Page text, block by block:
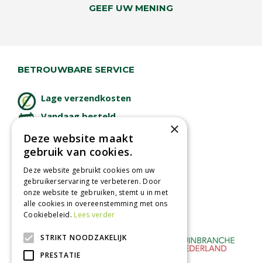
GEEF UW MENING
BETROUWBARE SERVICE
Lage verzendkosten
Vandaag besteld
Afhalen in tuincentrum
Betaal veilig
met iDeal - Wero
×
Deze website maakt
gebruik van cookies.
Deze website gebruikt cookies om uw
gebruikerservaring te verbeteren. Door
onze website te gebruiken, stemt u in met
alle cookies in overeenstemming met ons
Cookiebeleid. Lees verder
STRIKT NOODZAKELIJK
PRESTATIE